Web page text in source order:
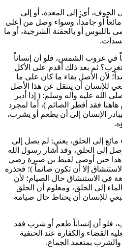
أي: إلى المعدة، أو إلى
مائعاً أو جامداً، وسواء وصل من أعلى
أو بالحقنة الشرجية، أو ما
في غروب الشمس، فلو أن إنساناً
ثم بعد ذلك أقدم على الأكل
لأن الأصل بقاء ما كان على ما
للإنسان أن ينتقل عن هذا الأصل
الله عليه وآله وسلم: ( إذا أدبر
هاهنا فقد أفطر الصائم )، أما لمجرد
الإنسان إلى أن يطعم أو يشرب،
إلى الحلق، يعني: لم يصل إلى
وصل إلى الحلق، وقد أشار رسول الله
هذا حين أوصى لقيط بن صبرة رضي
إلا أن تكون صائماً )؛ فحذره
في الاستنشاق حال الصيام؛ لأن
إلى الحلق، ومعلوم أن الحلق
للإنسان أن يحتاط حال صيامه
فلو أن إنساناً طعم أو شرب فقد
القضاء والكفارة عند الحنفية
والشرب بمتعمد الجماع.